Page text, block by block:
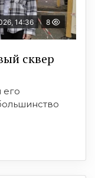
14:36 8
сквер
его